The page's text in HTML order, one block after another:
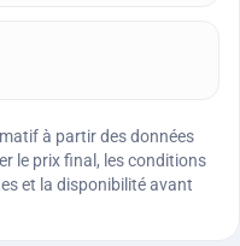
à partir des données
le prix final, les conditions
et la disponibilité avant